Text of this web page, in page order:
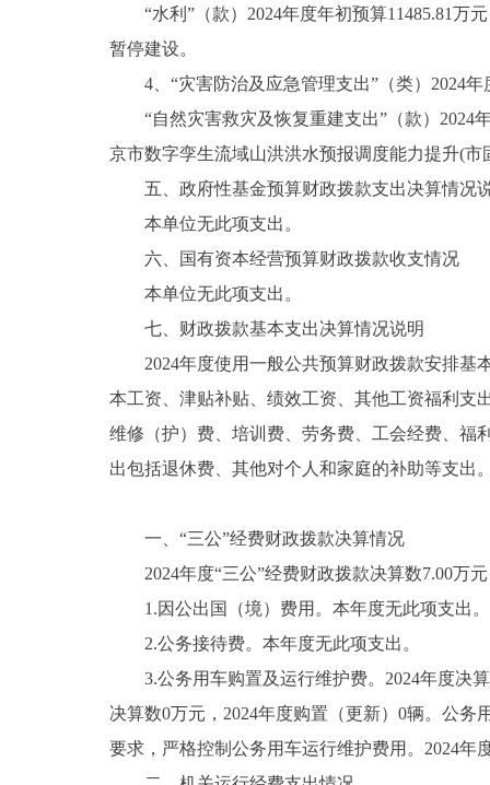
“水利”（款）2024年度年初预算11485.81万元
暂停建设。
4、“灾害防治及应急管理支出”（类）2024年
“自然灾害救灾及恢复重建支出”（款）2024年
京市数字孪生流域山洪洪水预报调度能力提升(
五、政府性基金预算财政拨款支出决算情况
本单位无此项支出。
六、国有资本经营预算财政拨款收支情况
本单位无此项支出。
七、财政拨款基本支出决算情况说明
2024年度使用一般公共预算财政拨款安排基本
本工资、津贴补贴、绩效工资、其他工资福利支
维修（护）费、培训费、劳务费、工会经费、福
出包括退休费、其他对个人和家庭的补助等支出
一、“三公”经费财政拨款决算情况
2024年度“三公”经费财政拨款决算数7.00万元
1.因公出国（境）费用。本年度无此项支出。
2.公务接待费。本年度无此项支出。
3.公务用车购置及运行维护费。2024年度决算
决算数0万元，2024年度购置（更新）0辆。公
要求，严格控制公务用车运行维护费用。2024年